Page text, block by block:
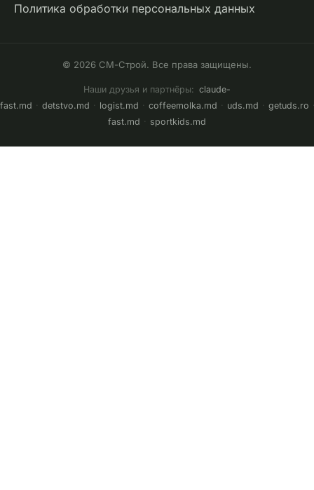
Политика обработки персональных данных
© 2026 СМ-Строй. Все права защищены.
Наши друзья и партнёры: claude-
fast.md · detstvo.md · logist.md · coffeemolka.md · uds.md · getuds.ro
fast.md · sportkids.md